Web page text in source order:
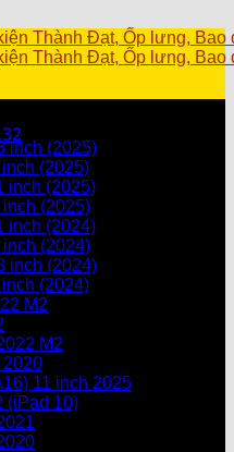
giỏ hàng.
hàng.
inch (2025)
(2025)
inch (2025)
(2025)
inch (2024)
(2024)
inch (2024)
(2024)
M2
M2
2020
11 inch 2025
(iPad 10)